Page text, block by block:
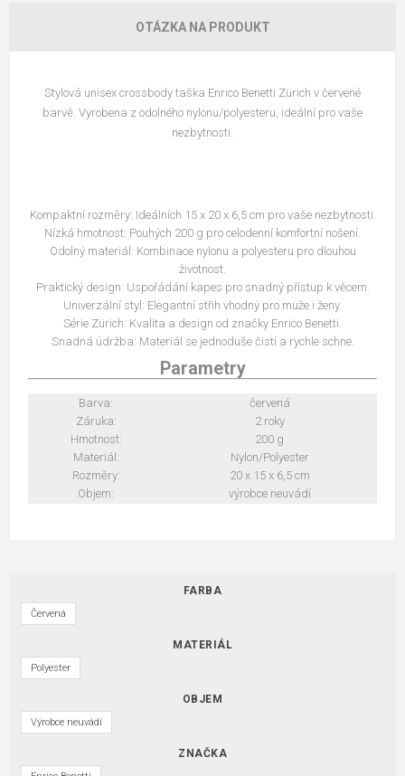
OTÁZKA NA PRODUKT
Stylová unisex crossbody taška Enrico Benetti Zürich v červené
barvě. Vyrobena z odolného nylonu/polyesteru, ideální pro vaše
nezbytnosti.
Kompaktní rozměry: Ideálních 15 x 20 x 6,5 cm pro vaše nezbytnosti.
Nízká hmotnost: Pouhých 200 g pro celodenní komfortní nošení.
Odolný materiál: Kombinace nylonu a polyesteru pro dlouhou
životnost.
Praktický design: Uspořádání kapes pro snadný přístup k věcem.
Univerzální styl: Elegantní střih vhodný pro muže i ženy.
Série Zürich: Kvalita a design od značky Enrico Benetti.
Snadná údržba: Materiál se jednoduše čistí a rychle schne.
Parametry
Barva:
červená
Záruka:
2 roky
Hmotnost:
200 g
Materiál:
Nylon/Polyester
Rozměry:
20 x 15 x 6,5 cm
Objem:
výrobce neuvádí
FARBA
Červená
MATERIÁL
Polyester
OBJEM
Výrobce neuvádí
ZNAČKA